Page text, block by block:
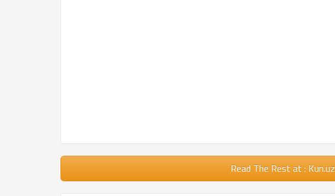
Read The Rest at : Kun.uz